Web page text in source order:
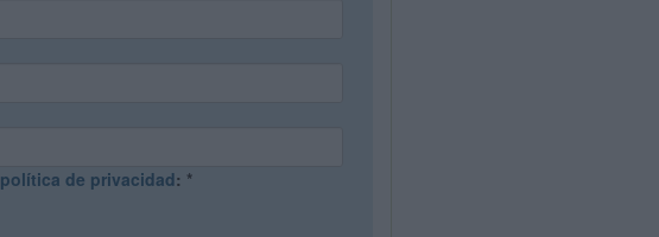
política de privacidad: *